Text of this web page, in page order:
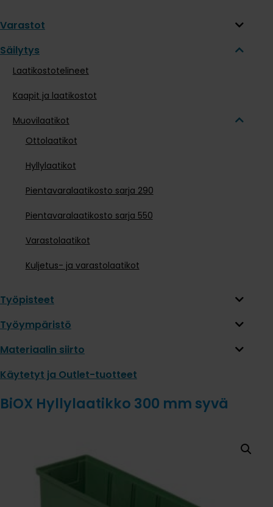
Varastot
Säilytys
Laatikostotelineet
Kaapit ja laatikostot
Muovilaatikot
Ottolaatikot
Hyllylaatikot
Pientavaralaatikosto sarja 290
Pientavaralaatikosto sarja 550
Varastolaatikot
Kuljetus- ja varastolaatikot
Työpisteet
Työympäristö
Materiaalin siirto
Käytetyt ja Outlet-tuotteet
BiOX Hyllylaatikko 300 mm syvä